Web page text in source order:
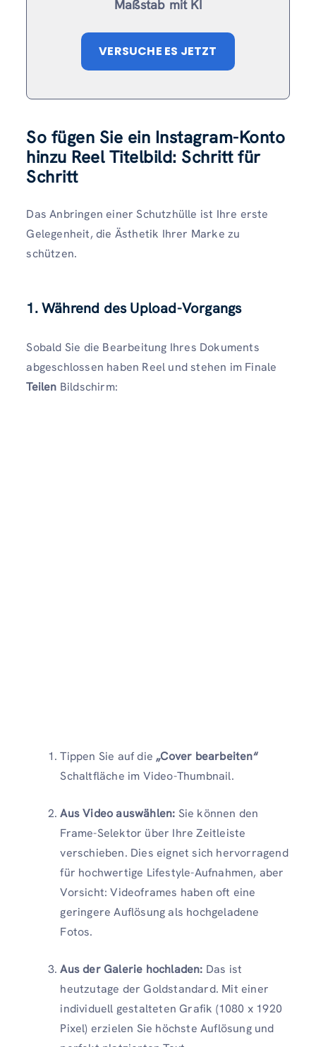
Maßstab mit KI
VERSUCHE ES JETZT
So fügen Sie ein Instagram-Konto
hinzu Reel Titelbild: Schritt für
Schritt
Das Anbringen einer Schutzhülle ist Ihre erste
Gelegenheit, die Ästhetik Ihrer Marke zu
schützen.
1. Während des Upload-Vorgangs
Sobald Sie die Bearbeitung Ihres Dokuments
abgeschlossen haben Reel und stehen im Finale
Teilen Bildschirm:
Tippen Sie auf die „Cover bearbeiten“
Schaltfläche im Video-Thumbnail.
Aus Video auswählen: Sie können den
Frame-Selektor über Ihre Zeitleiste
verschieben. Dies eignet sich hervorragend
für hochwertige Lifestyle-Aufnahmen, aber
Vorsicht: Videoframes haben oft eine
geringere Auflösung als hochgeladene
Fotos.
Aus der Galerie hochladen: Das ist
heutzutage der Goldstandard. Mit einer
individuell gestalteten Grafik (1080 x 1920
Pixel) erzielen Sie höchste Auflösung und